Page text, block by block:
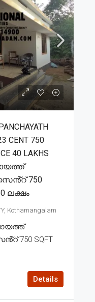
CENT 750
40 LAKHS
750
ലക്ഷം
Kothamangalam
750 SQFT
Details